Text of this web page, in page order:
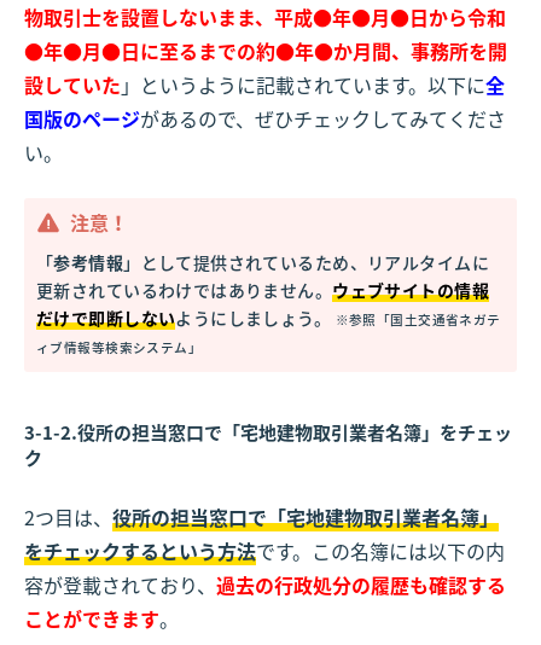
物取引士を設置しないまま、平成●年●月●日から令和
●年●月●日に至るまでの約●年●か月間、事務所を開
設していた 」というように記載されています。以下に全
国版のページがあるので、ぜひチェックしてみてくださ
い。
注意！
「参考情報」として提供されているため、リアルタイムに
更新されているわけではありません。ウェブサイトの情報
だけで即断しないようにしましょう。 ※参照「国土交通省ネガテ
ィブ情報等検索システム 」
3-1-2.役所の担当窓口で「宅地建物取引業者名簿」をチェッ
ク
2つ目は、 役所の担当窓口で「宅地建物取引業者名簿」
をチェックするという方法です。この名簿には以下の内
容が登載されており、 過去の行政処分の履歴も確認する
ことができます。